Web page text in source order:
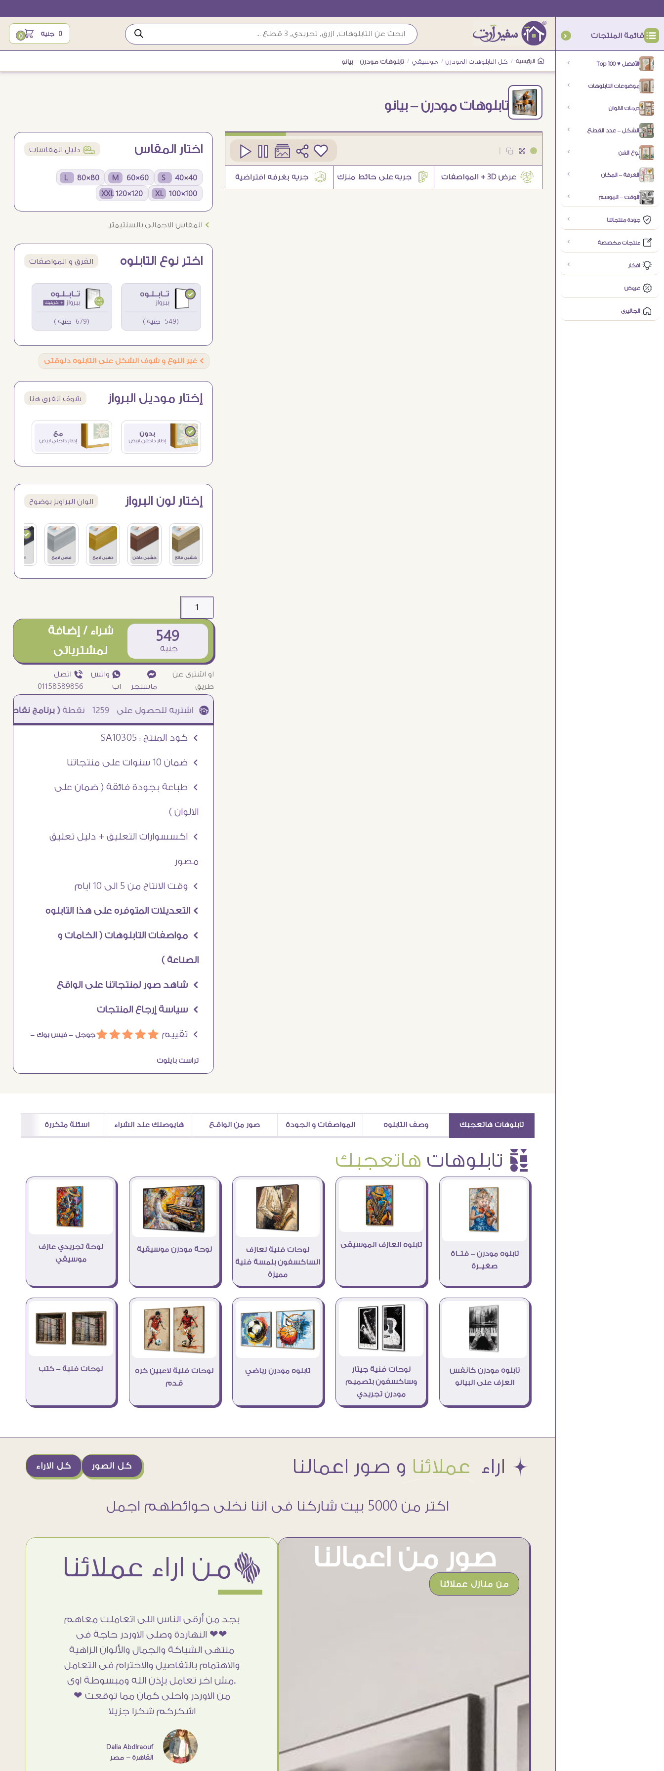
قائمة المنتجات
الأفضل ♥ Top 100
موضوعات التابلوهات
درجات الالوان
الشكل – عدد القطع
نوع الفن
الغرفة – المكان
الوقت – الموسم
جودة منتجاتنا
منتجات مخصصة
افكار
عروض
الجاليرى
0 جنيه 0
الرئيسية / كل التابلوهات المودرن / موسيقي / تابلوهات مودرن – بيانو
تابلوهات مودرن – بيانو
3 اختار المقاس í دليل المقاسات
40×40 S
60×60 M
80×80 L
100×100 XL
120×120 XXL
Ö المقاس الاجمالى بالسنتيمتر
اختر نوع التابلوه الفرق و المواصفات
(549 جنيه ) (679 جنيه )
Ö غير النوع و شوف الشكل على التابلوه دلوقتى
إختار موديل البرواز شوف الفرق هنا
إختار لون البرواز الوان البراويز بوضوح
549
جنيه
شراء / إضافة
لمشترياتى
او اشترى عن
طريق
¥
ماسنجر
₧ واتس
اب
ƒ اتصل
01158589856
1259 نقطة( برنامج نقاطى ) à خصم 5% للعملاء الجدد à شحن مجانى عند الشراء ب 4000 جنيه à
Ö كود المنتج : SA10305
Ö ضمان 10 سنوات على منتجاتنا
Ö طباعة بجودة فائقة ( ضمان على
الالوان )
Ö اكسسوارات التعليق + دليل تعليق
مصور
Ö وقت الانتاج من 5 الى 10 ايام
Ö التعديلات المتوفره على هذا التابلوه
Ö مواصفات التابلوهات ( الخامات و
الصناعة )
Ö شاهد صور لمنتجاتنا على الواقع
Ö سياسة إرجاع المنتجات
Ö تقييم áááááجوجل – فيس بوك –
تراست بايلوت
تابلوهات هاتعجبك وصف التابلوه المواصفات و الجودة صور من الواقع هايوصلك عند الشراء اسئلة متكررة
è تابلوهات هاتعجبك
تابلوه مودرن – فتــاة
صغيــرة
تابلوه العازف الموسيقى
لوحات فنية لعازف
الساكسفون بلمسة فنية
مميزة
لوحة مودرن موسيقية
لوحة تجريدي عازف
موسيقي
تابلوه مودرن كانفس
العزف على البيانو
لوحات فنية جيتار
وساكسفون بتصميم
مودرن تجريدي
تابلوه مودرن رياضي
لوحات فنية لاعبين كره
قدم
لوحات فنية – كتب
Æ اراء عملائنا و صور اعمالنا كل الاراء كل الصور
اكتر من 5000 بيت شاركنا فى اننا نخلى حوائطهم اجمل
صور من اعمالنا
من منازل عملائنا
ëمن اراء عملائنا
وإرضاء العميل والخامات والتقفيل وسرعة
التوصيل. بصراحه وبمنتهي الأمانه مكسب
Doaa Elsayd
القاهرة - مصر
بجد من أرقى الناس اللى اتعاملت معاهم
❤❤ النهاردة وصلى الاوردر حاجة فى
منتهى الشياكة والجمال والألوان الزاهية
والاهتمام بالتفاصيل والاحترام فى التعامل
..مش اخر تعامل بإذن الله ومبسوطة اوى
من الاوردر واحلى كمان مما توقعت ❤
اشكركم شكرا جزيلا
Dalia Abdlraouf
القاهرة - مصر